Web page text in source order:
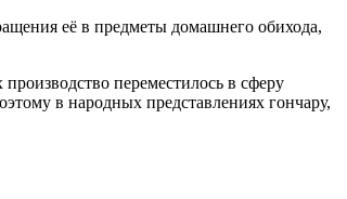
её в предметы домашнего обихода,
переместилось в сферу
в народных представлениях гончару,